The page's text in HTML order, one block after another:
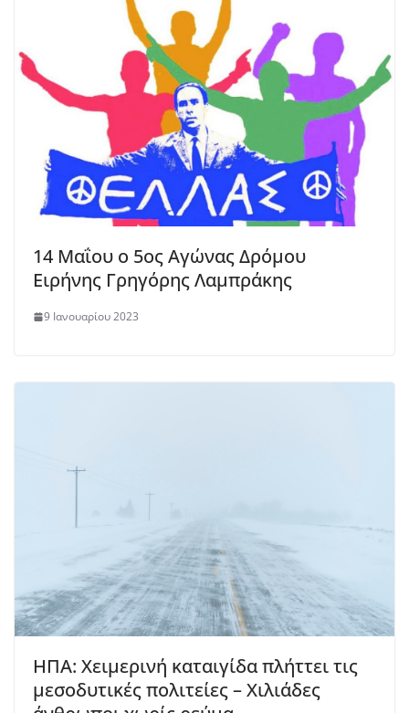
14 Μαΐου ο 5ος Αγώνας Δρόμου
Ειρήνης Γρηγόρης Λαμπράκης
9 Ιανουαρίου 2023
ΗΠΑ: Χειμερινή καταιγίδα πλήττει τις
μεσοδυτικές πολιτείες – Χιλιάδες